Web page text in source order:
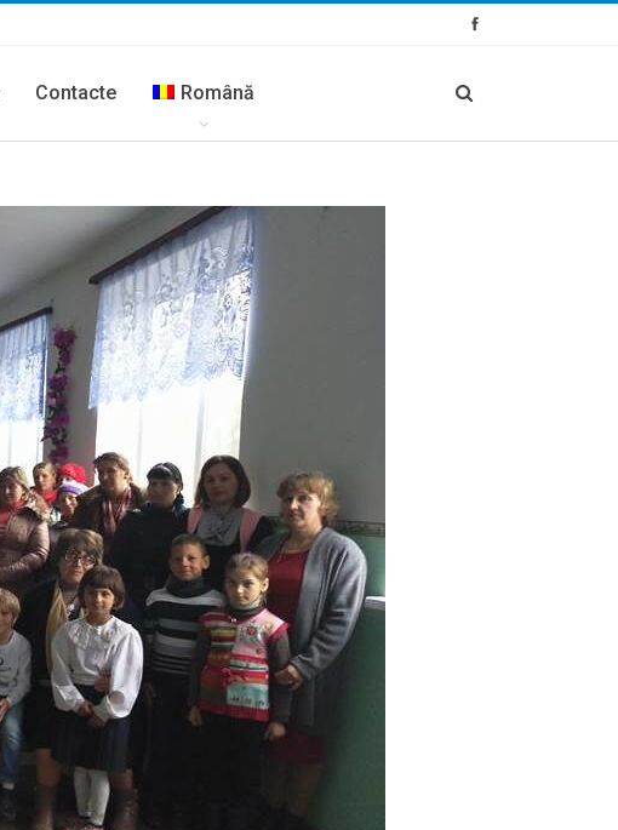
Contacte Română